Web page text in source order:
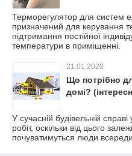
Терморегулятор для систем
призначений для керування
підтримання постійної
температури в приміщенні.
21.01.2020
Що потрібно
домі?
У сучасній будівельній
робіт, оскільки від цього
почуватимуться люди